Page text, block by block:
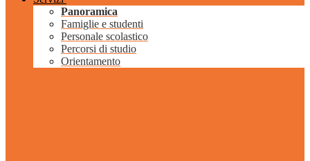
Panoramica
Famiglie e studenti
Personale scolastico
Percorsi di studio
Orientamento